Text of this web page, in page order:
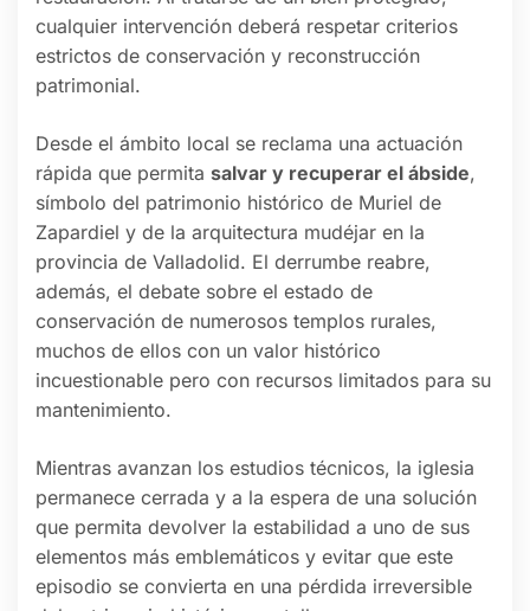
cualquier intervención deberá respetar criterios
estrictos de conservación y reconstrucción
patrimonial.
Desde el ámbito local se reclama una actuación
rápida que permita salvar y recuperar el ábside,
símbolo del patrimonio histórico de Muriel de
Zapardiel y de la arquitectura mudéjar en la
provincia de Valladolid. El derrumbe reabre,
además, el debate sobre el estado de
conservación de numerosos templos rurales,
muchos de ellos con un valor histórico
incuestionable pero con recursos limitados para su
mantenimiento.
Mientras avanzan los estudios técnicos, la iglesia
permanece cerrada y a la espera de una solución
que permita devolver la estabilidad a uno de sus
elementos más emblemáticos y evitar que este
episodio se convierta en una pérdida irreversible